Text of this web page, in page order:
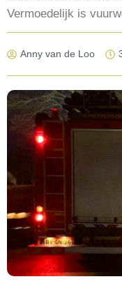
Vermoedelijk is
Anny van de Loo